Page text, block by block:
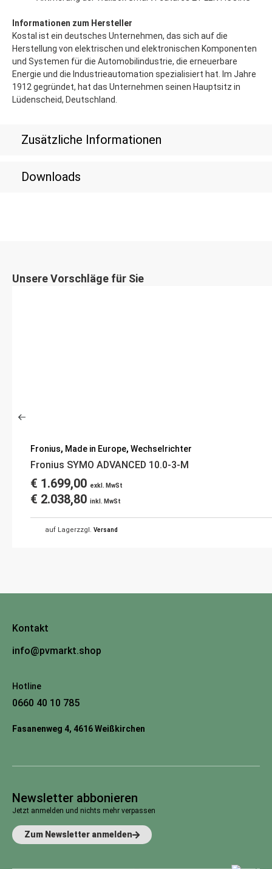
Zusätzliche Informationen
Downloads
Informationen zum Hersteller
Kostal ist ein deutsches Unternehmen, das sich auf die
Herstellung von elektrischen und elektronischen Komponenten
und Systemen für die Automobilindustrie, die erneuerbare
Energie und die Industrieautomation spezialisiert hat. Im Jahre
1912 gegründet, hat das Unternehmen seinen Hauptsitz in
Lüdenscheid, Deutschland.
Unsere Vorschläge für Sie
Fronius, Made in Europe, Wechselrichter
Fronius SYMO ADVANCED 10.0-3-M
€ 1.699,00 exkl. MwSt
€ 2.038,80 inkl. MwSt
auf Lagerzzgl. Versand
Kontakt
info@pvmarkt.shop
Hotline
0660 40 10 785
Fasanenweg 4, 4616 Weißkirchen
Newsletter abbonieren
Jetzt anmelden und nichts mehr verpassen
Zum Newsletter anmelden